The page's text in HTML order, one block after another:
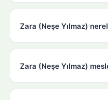
Zara (Neşe Yılmaz)
Zara (Neşe Yılmaz)